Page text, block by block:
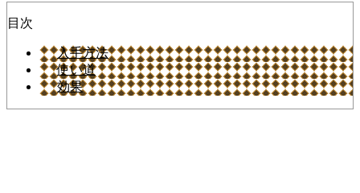
目次
入手方法
使い道
効果